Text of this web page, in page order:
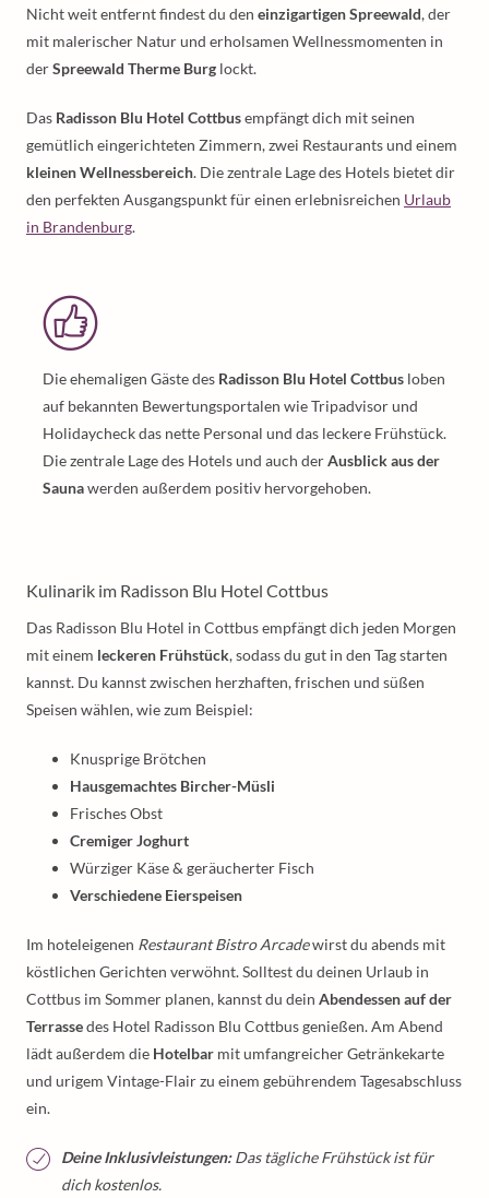
Nicht weit entfernt findest du den einzigartigen Spreewald, der
mit malerischer Natur und erholsamen Wellnessmomenten in
derSpreewald Therme Burg lockt.
Das Radisson Blu Hotel Cottbusempfängt dich mit seinen
gemütlich eingerichteten Zimmern, zwei Restaurants und einem
kleinen Wellnessbereich. Die zentrale Lage des Hotels bietet dir
den perfekten Ausgangspunkt für einen erlebnisreichen Urlaub
in Brandenburg.
Die ehemaligen Gäste des Radisson Blu Hotel Cottbus loben
auf bekannten Bewertungsportalen wie Tripadvisor und
Holidaycheck das nette Personal und das leckere Frühstück.
Die zentrale Lage des Hotels und auch derAusblick aus der
Saunawerden außerdem positiv hervorgehoben.
Kulinarik im Radisson Blu Hotel Cottbus
Das Radisson Blu Hotel in Cottbus empfängt dich jeden Morgen
mit einem leckeren Frühstück, sodass du gut in den Tag starten
kannst. Du kannst zwischen herzhaften, frischen und süßen
Speisen wählen, wie zum Beispiel:
Knusprige Brötchen
Hausgemachtes Bircher-Müsli
Frisches Obst
Cremiger Joghurt
Würziger Käse & geräucherter Fisch
Verschiedene Eierspeisen
Im hoteleigenen Restaurant Bistro Arcadewirst du abends mit
köstlichen Gerichten verwöhnt. Solltest du deinen Urlaub in
Cottbus im Sommer planen, kannst du dein Abendessen auf der
Terrassedes Hotel Radisson Blu Cottbus genießen. Am Abend
lädt außerdem die Hotelbar mit umfangreicher Getränkekarte
und urigem Vintage-Flair zu einem gebührendem Tagesabschluss
ein.
Deine Inklusivleistungen:Das tägliche Frühstück ist für
dich kostenlos.